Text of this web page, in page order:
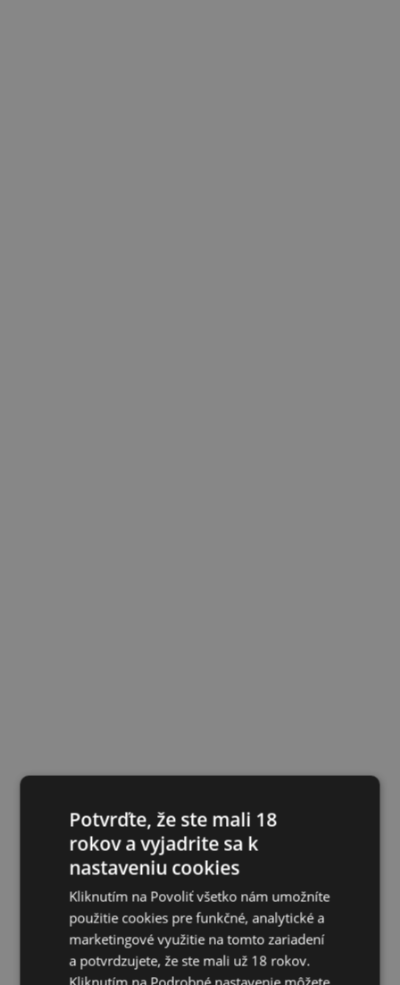
Potvrďte, že ste mali 18
rokov a vyjadrite sa k
nastaveniu cookies
Kliknutím na Povoliť všetko nám umožníte
použitie cookies pre funkčné, analytické a
marketingové využitie na tomto zariadení
a potvrdzujete, že ste mali už 18 rokov.